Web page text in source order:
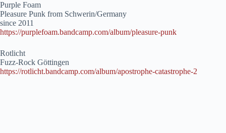
Purple Foam
Pleasure Punk from Schwerin/Germany
since 2011
https://purplefoam.bandcamp.com/album/pleasure-punk
Rotlicht
Fuzz-Rock Göttingen
https://rotlicht.bandcamp.com/album/apostrophe-catastrophe-2